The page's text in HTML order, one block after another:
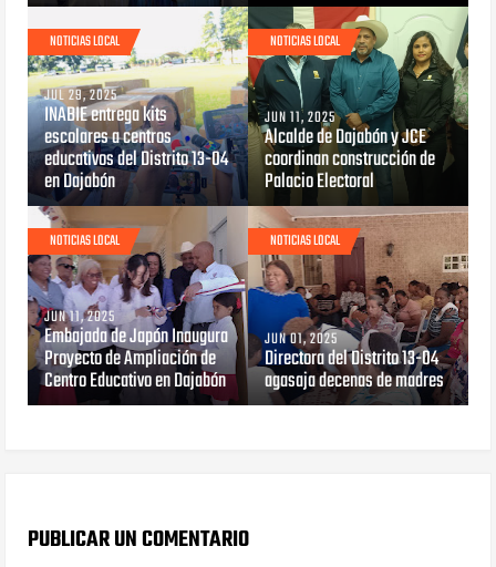
NOTICIAS LOCAL
JUL 29, 2025
INABIE entrega kits
escolares a centros
educativos del Distrito 13-04
en Dajabón
NOTICIAS LOCAL
JUN 11, 2025
Alcalde de Dajabón y JCE
coordinan construcción de
Palacio Electoral
NOTICIAS LOCAL
JUN 11, 2025
Embajada de Japón Inaugura
Proyecto de Ampliación de
Centro Educativo en Dajabón
NOTICIAS LOCAL
JUN 01, 2025
Directora del Distrito 13-04
agasaja decenas de madres
PUBLICAR UN COMENTARIO